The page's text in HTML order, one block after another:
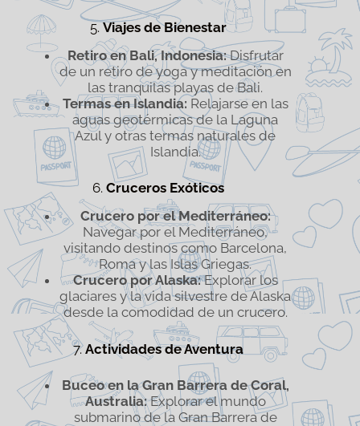
5.Viajes de Bienestar
Retiro en Bali, Indonesia:Disfrutar
de un retiro de yoga y meditación en
las tranquilas playas de Bali.
Termas en Islandia: Relajarse en las
aguas geotérmicas de la Laguna
Azul y otras termas naturales de
Islandia.
6.Cruceros Exóticos
Crucero por el Mediterráneo:
Navegar por el Mediterráneo,
visitando destinos como Barcelona,
Roma y las Islas Griegas.
Crucero por Alaska:Explorar los
glaciares y la vida silvestre de Alaska
desde la comodidad de un crucero.
7.Actividades de Aventura
Buceo en la Gran Barrera de Coral,
Australia:Explorar el mundo
submarino de la Gran Barrera de